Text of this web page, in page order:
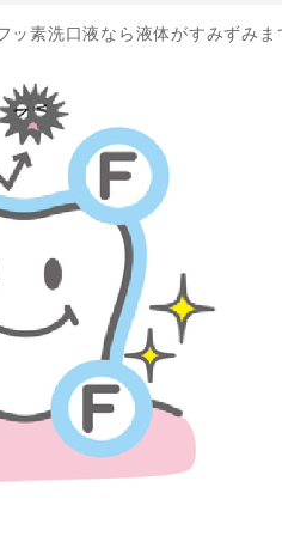
素洗口液なら液体がすみずみ